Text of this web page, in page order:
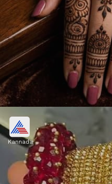
ಪಿಂಕ್ ಗಜ್ರಾ
ಕೈ ತುಂಬಾ ಬಳೆಗಳ
ಟ್ರೆಂಡಿ ಗಜ್ರಾ ಬ್ರೇಸ್ಲೆಟ್
ಇದನ್ನು ಹಾಕಿದರೆ
Kannada